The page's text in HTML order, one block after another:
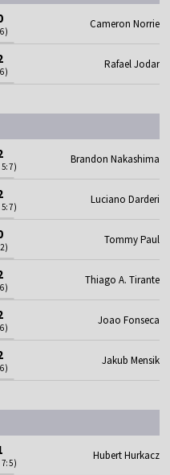
Cameron Norrie
Rafael Jodar
Brandon Nakashima
Luciano Darderi
Tommy Paul
Thiago A. Tirante
Joao Fonseca
Jakub Mensik
Hubert Hurkacz